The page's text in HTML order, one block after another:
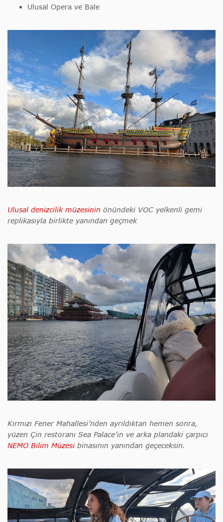
Ulusal Opera ve Bale
Ulusal denizcilik müzesinin önündeki VOC yelkenli gemi
replikasıyla birlikte yanından geçmek
Kırmızı Fener Mahallesi’nden ayrıldıktan hemen sonra,
yüzen Çin restoranı Sea Palace’ın ve arka plandaki çarpıcı
NEMO Bilim Müzesi binasının yanından geçeceksin.